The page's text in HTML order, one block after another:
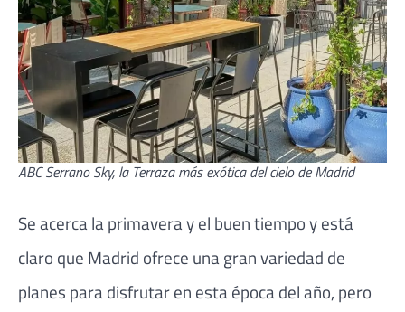
ABC Serrano Sky, la Terraza más exótica del cielo de Madrid
Se acerca la primavera y el buen tiempo y está
claro que Madrid ofrece una gran variedad de
planes para disfrutar en esta época del año, pero